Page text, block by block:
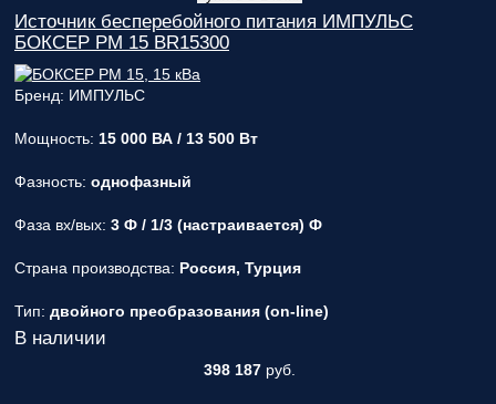
Источник бесперебойного питания ИМПУЛЬС
БОКСЕР РМ 15 BR15300
Бренд: ИМПУЛЬС
Мощность: 15 000 ВА / 13 500 Вт
Фазность: однофазный
Фаза вх/вых: 3 Ф / 1/3 (настраивается) Ф
Страна производства: Россия, Турция
Тип: двойного преобразования (on-line)
В наличии
398 187 руб.